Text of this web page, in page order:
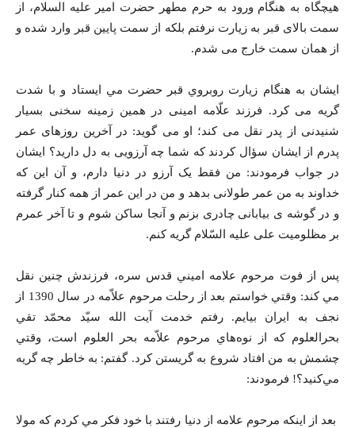
هیچگاه به هنگام ورود به حرم مطهر حضرت امیر علیه السلام، از
سمت بالای قبر به زیارت نرفتم بلکه از سمت پايين قبر وارد شده و
از همان سمت خارج می شدم.
ایشان به هنگام زیارت روبروي قبر حضرت مي ايستاد و با شدت
گريه می کرد. فرزند علّامه امینی در همین زمینه سخنی بسیار
شنیدنی از پدر نقل می کند؛ او می گوید: در آخرین روزهای عمر
پدرم از ایشان سؤال کردند که شما چه آرزویی به دل دارید؟ ایشان
در جواب فرمودند: من فقط یک آرزو در دنیا دارم، و آن این که
خداوند به من عمر طولانی بدهد و من در این عمر از همه کنار گرفته
و در گوشه ی بیابانی چادری بزنم و آنجا ساکن شوم و تا آخر عمرم
بر مظلومیت علی علیه السّلام گریه کنم.
پس از فوت مرحوم علامه اميني قدس سره، فرزندش چنین نقل
مي کند: وقتي خواستم بعد از رحلت مرحوم علاّمه در سال 1390 از
نجف به ايران بيايم. رفتم خدمت آيت الله سيّد محمّد تقي
بحرالعلوم كه از نوه‌هاي مرحوم علاّمه بحر العلوم است، وقتي
چشمش به من افتاد شروع به گریستن كرد. گفتم: به خاطر چه گريه
مي‌كنيد؟! فرمودند:
بعد از اينكه مرحوم علامه از دنیا رفتند با خود فكر مي كردم كه مولا